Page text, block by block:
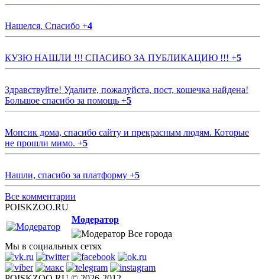
Нашелся. Спасибо +4
КУЗЮ НАШЛИ !!! СПАСИБО ЗА ПУБЛИКАЦИЮ !!! +5
Здравствуйте! Удалите, пожалуйста, пост, кошечка найдена!
Большое спасибо за помощь +5
Мопсик дома, спасибо сайту и прекрасным людям. Которые
не прошли мимо. +5
Нашли, спасибо за платформу +5
Все комментарии
POISKZOO.RU
Модератор
Все города
Мы в социальных сетях